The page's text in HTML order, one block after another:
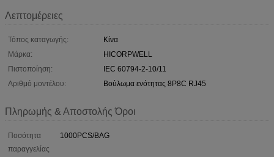
Λεπτομέρειες
Τόπος καταγωγής:
Κίνα
Μάρκα:
HICORPWELL
Πιστοποίηση:
IEC 60794-2-10/11
Αριθμό μοντέλου:
Βούλωμα ενότητας 8P8C RJ45
Πληρωμής & Αποστολής Όροι
Ποσότητα
παραγγελίας
1000PCS/BAG